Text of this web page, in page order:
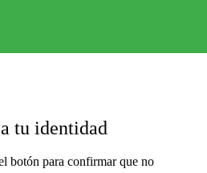
tu identidad
botón para confirmar que no